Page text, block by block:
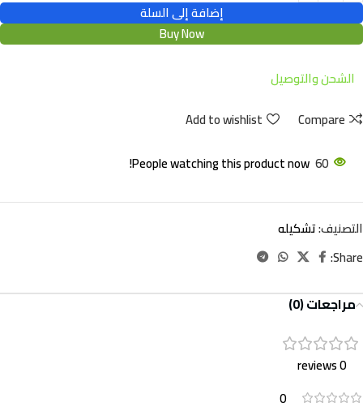
إضافة إلى السلة
Buy Now
الشحن والتوصيل
Compare
Add to wishlist
60
People watching this product now!
التصنيف:تشكيله
Share:
مراجعات (0)
0 reviews
0